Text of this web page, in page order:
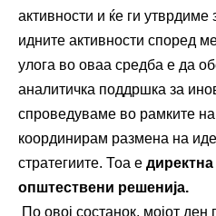
активности и ќе ги утврдиме
идните активности според
улога во оваа средба е да
аналитичка поддршка за
спроведуваме во рамките на
координирам размена на
стратегиите. Тоа е
општествени решенија.
По овој состанок, мојот